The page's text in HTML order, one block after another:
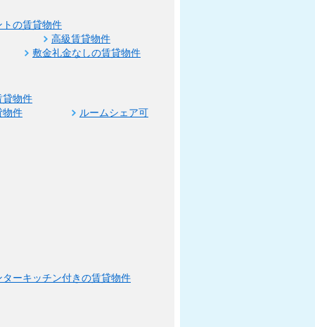
トの賃貸物件
高級賃貸物件
敷金礼金なしの賃貸物件
貸物件
物件
ルームシェア可
ターキッチン付きの賃貸物件